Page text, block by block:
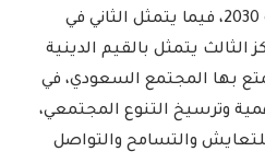
بما يتوافق مع رؤية المملكة 2030، فيما يتمثل الثاني في
الثالث يتمثل بالقيم الدينية
بها المجتمع السعودي، في
وترسيخ التنوع المجتمعي،
والتسامح والتواصل